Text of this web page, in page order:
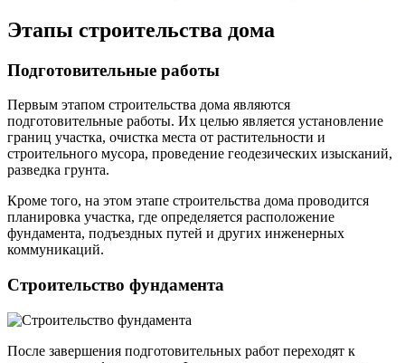
Этапы строительства дома
Подготовительные работы
Первым этапом строительства дома являются
подготовительные работы. Их целью является установление
границ участка, очистка места от растительности и
строительного мусора, проведение геодезических изысканий,
разведка грунта.
Кроме того, на этом этапе строительства дома проводится
планировка участка, где определяется расположение
фундамента, подъездных путей и других инженерных
коммуникаций.
Строительство фундамента
После завершения подготовительных работ переходят к